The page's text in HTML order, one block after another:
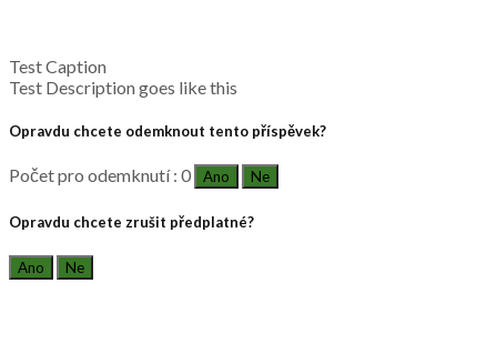
Test Caption
Test Description goes like this
Opravdu chcete odemknout tento příspěvek?
Počet pro odemknutí : 0 Ano Ne
Opravdu chcete zrušit předplatné?
Ano Ne